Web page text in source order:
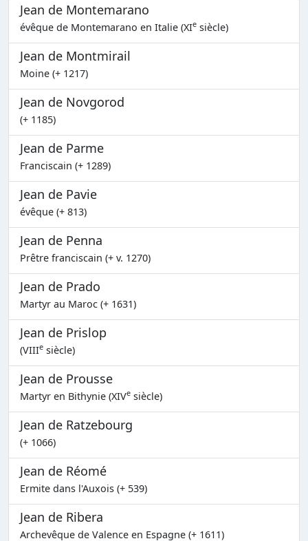
Jean de Montemarano
évêque de Montemarano en Italie (XIe siècle)
Jean de Montmirail
Moine (+ 1217)
Jean de Novgorod
(+ 1185)
Jean de Parme
Franciscain (+ 1289)
Jean de Pavie
évêque (+ 813)
Jean de Penna
Prêtre franciscain (+ v. 1270)
Jean de Prado
Martyr au Maroc (+ 1631)
Jean de Prislop
(VIIIe siècle)
Jean de Prousse
Martyr en Bithynie (XIVe siècle)
Jean de Ratzebourg
(+ 1066)
Jean de Réomé
Ermite dans l'Auxois (+ 539)
Jean de Ribera
Archevêque de Valence en Espagne (+ 1611)